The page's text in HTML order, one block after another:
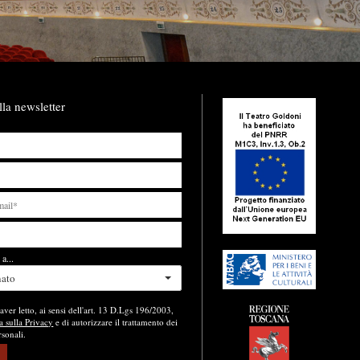
newsletter
letto, ai sensi dell'art. 13 D.Lgs 196/2003,
sulla Privacy e di autorizzare il trattamento dei